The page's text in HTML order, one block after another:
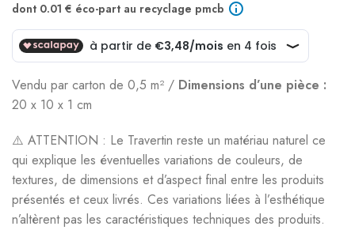
dont 0.01 € éco-part au recyclage pmcb
Vendu par carton de 0,5 m² / Dimensions d’une pièce :
20 x 10 x 1 cm
⚠️ ATTENTION : Le Travertin reste un matériau naturel ce
qui explique les éventuelles variations de couleurs, de
textures, de dimensions et d’aspect final entre les produits
présentés et ceux livrés. Ces variations liées à l’esthétique
n’altèrent pas les caractéristiques techniques des produits.